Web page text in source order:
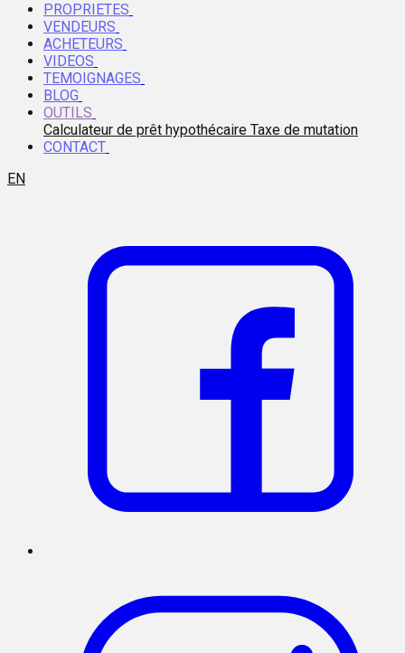
PROPRIETES
VENDEURS
ACHETEURS
VIDEOS
TEMOIGNAGES
BLOG
OUTILS
Calculateur de prêt hypothécaire Taxe de mutation
CONTACT
EN